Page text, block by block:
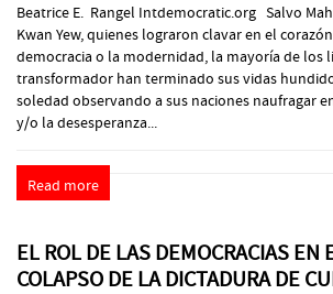
Beatrice E. Rangel Intdemocratic.org Salvo
Kwan Yew, quienes lograron clavar en el
democracia o la modernidad, la mayoría de los
transformador han terminado sus vidas
soledad observando a sus naciones naufragar
y/o la desesperanza...
Read more
EL ROL DE LAS DEMOCRACIAS EN
COLAPSO DE LA DICTADURA DE